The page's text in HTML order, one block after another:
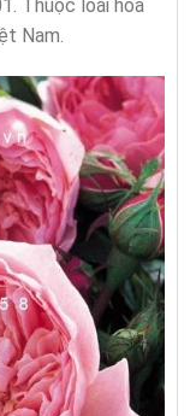
Thuộc loài hoa
Nam.